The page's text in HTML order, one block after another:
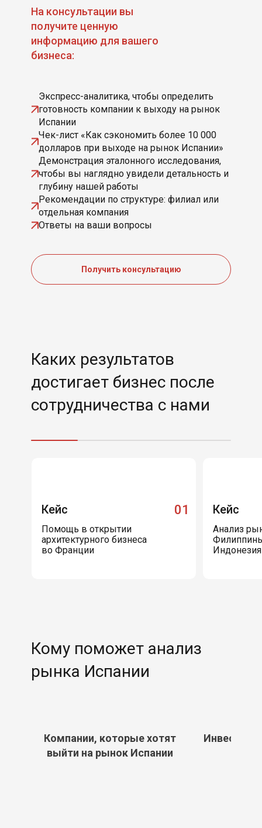
На консультации вы
получите ценную
информацию для вашего
бизнеса:
Экспресс-аналитика, чтобы определить
готовность компании к выходу на рынок
Испании
Чек-лист «Как сэкономить более 10 000
долларов при выходе на рынок Испании»
Демонстрация эталонного исследования,
чтобы вы наглядно увидели детальность и
глубину нашей работы
Рекомендации по структуре: филиал или
отдельная компания
Ответы на ваши вопросы
Получить консультацию
Каких результатов
достигает бизнес после
сотрудничества с нами
Кейс 01
Помощь в открытии
архитектурного бизнеса
во Франции
Кейс
Анализ
Индонезия
Кому поможет анализ
рынка Испании
Компании, которые хотят
выйти на рынок Испании